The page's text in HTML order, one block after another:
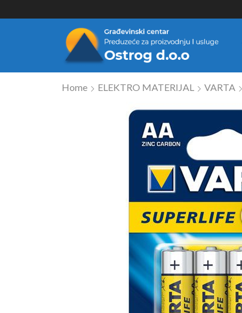
Home ELEKTRO MATERIJAL VARTA